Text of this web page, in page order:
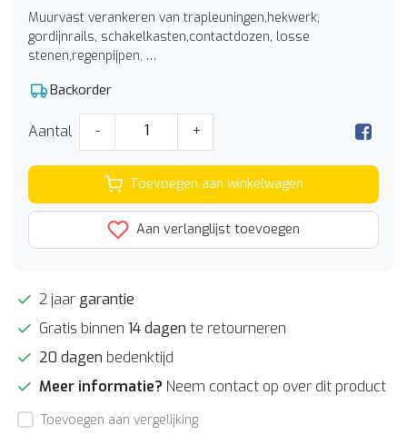
Muurvast verankeren van trapleuningen,hekwerk,
gordijnrails, schakelkasten,contactdozen, losse
stenen,regenpijpen, …
Backorder
Aantal - +
Toevoegen aan winkelwagen
Aan verlanglijst toevoegen
2 jaar garantie
Gratis binnen 14 dagen te retourneren
20 dagen bedenktijd
Meer informatie? Neem contact op over dit product
Toevoegen aan vergelijking